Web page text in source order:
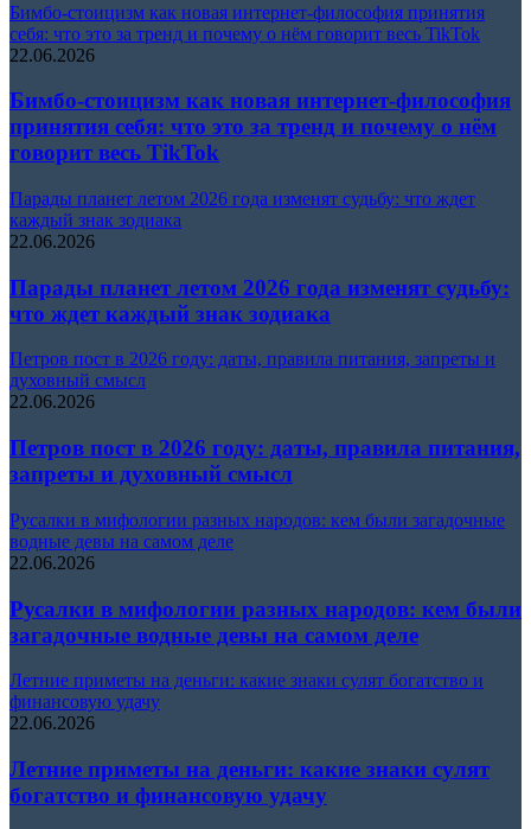
Бимбо-стоицизм как новая интернет-философия принятия
себя: что это за тренд и почему о нём говорит весь TikTok
22.06.2026
Бимбо-стоицизм как новая интернет-философия
принятия себя: что это за тренд и почему о нём
говорит весь TikTok
Парады планет летом 2026 года изменят судьбу: что ждет
каждый знак зодиака
22.06.2026
Парады планет летом 2026 года изменят судьбу:
что ждет каждый знак зодиака
Петров пост в 2026 году: даты, правила питания, запреты и
духовный смысл
22.06.2026
Петров пост в 2026 году: даты, правила питания,
запреты и духовный смысл
Русалки в мифологии разных народов: кем были загадочные
водные девы на самом деле
22.06.2026
Русалки в мифологии разных народов: кем были
загадочные водные девы на самом деле
Летние приметы на деньги: какие знаки сулят богатство и
финансовую удачу
22.06.2026
Летние приметы на деньги: какие знаки сулят
богатство и финансовую удачу